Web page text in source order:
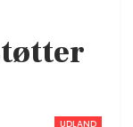
UDLAND